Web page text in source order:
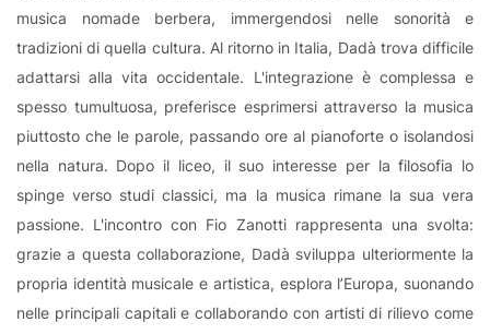
musica nomade berbera, immergendosi nelle sonorità e
tradizioni di quella cultura. Al ritorno in Italia, Dadà trova difficile
adattarsi alla vita occidentale. L'integrazione è complessa e
spesso tumultuosa, preferisce esprimersi attraverso la musica
piuttosto che le parole, passando ore al pianoforte o isolandosi
nella natura. Dopo il liceo, il suo interesse per la filosofia lo
spinge verso studi classici, ma la musica rimane la sua vera
passione. L'incontro con Fio Zanotti rappresenta una svolta:
grazie a questa collaborazione, Dadà sviluppa ulteriormente la
propria identità musicale e artistica, esplora l’Europa, suonando
nelle principali capitali e collaborando con artisti di rilievo come